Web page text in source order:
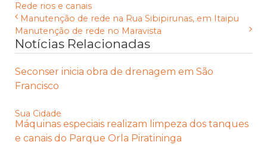
Rede rios e canais
Manutenção de rede na Rua Sibipirunas, em Itaipu
Manutenção de rede no Maravista
Notícias Relacionadas
Seconser inicia obra de drenagem em São
Francisco
Sua Cidade
Máquinas especiais realizam limpeza dos tanques
e canais do Parque Orla Piratininga